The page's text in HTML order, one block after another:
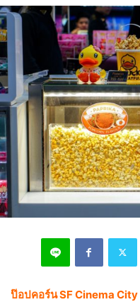
ป๊อปคอร์น SF Cinema City